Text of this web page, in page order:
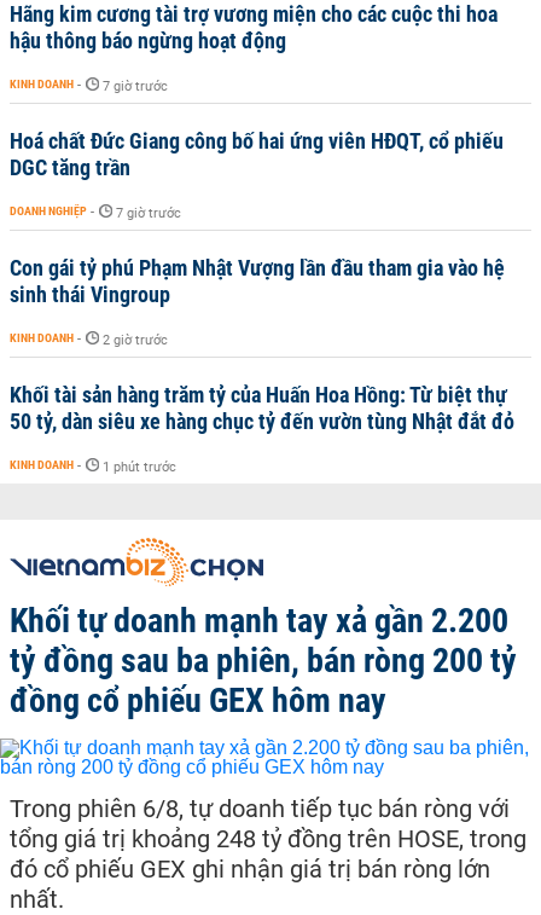
Hãng kim cương tài trợ vương miện cho các cuộc thi hoa
hậu thông báo ngừng hoạt động
KINH DOANH - 7 giờ trước
Hoá chất Đức Giang công bố hai ứng viên HĐQT, cổ phiếu
DGC tăng trần
DOANH NGHIỆP - 7 giờ trước
Con gái tỷ phú Phạm Nhật Vượng lần đầu tham gia vào hệ
sinh thái Vingroup
KINH DOANH - 2 giờ trước
Khối tài sản hàng trăm tỷ của Huấn Hoa Hồng: Từ biệt thự
50 tỷ, dàn siêu xe hàng chục tỷ đến vườn tùng Nhật đắt đỏ
KINH DOANH - 1 phút trước
Khối tự doanh mạnh tay xả gần 2.200
tỷ đồng sau ba phiên, bán ròng 200 tỷ
đồng cổ phiếu GEX hôm nay
Trong phiên 6/8, tự doanh tiếp tục bán ròng với
tổng giá trị khoảng 248 tỷ đồng trên HOSE, trong
đó cổ phiếu GEX ghi nhận giá trị bán ròng lớn
nhất.